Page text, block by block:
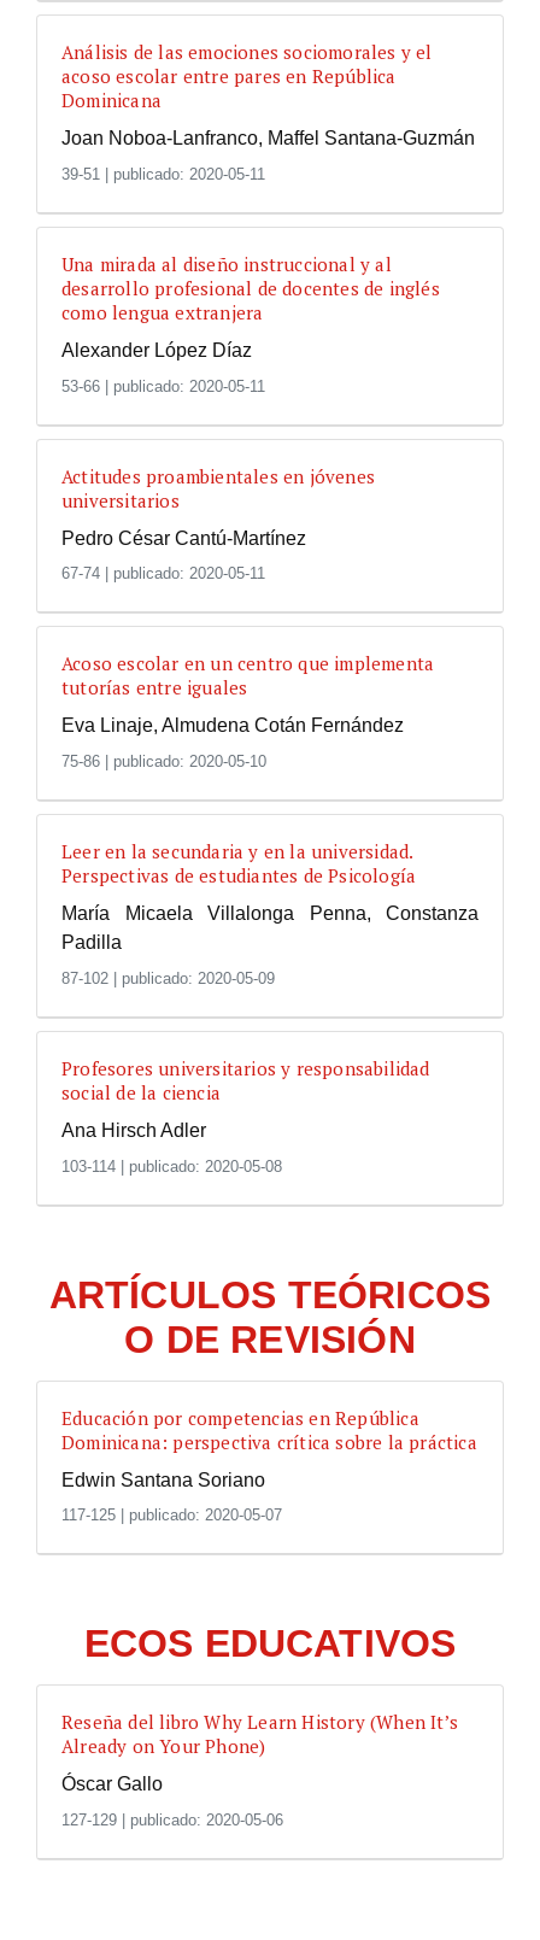
Análisis de las emociones sociomorales y el
acoso escolar entre pares en República
Dominicana
Joan Noboa-Lanfranco, Maffel Santana-Guzmán
39-51 | publicado: 2020-05-11
Una mirada al diseño instruccional y al
desarrollo profesional de docentes de inglés
como lengua extranjera
Alexander López Díaz
53-66 | publicado: 2020-05-11
Actitudes proambientales en jóvenes
universitarios
Pedro César Cantú-Martínez
67-74 publicado: 2020-05-11
Acoso escolar en un centro que implementa
tutorías entre iguales
Eva Linaje, Almudena Cotán Fernández
75-86 publicado: 2020-05-10
Leer en la secundaria y en la universidad.
Perspectivas de estudiantes de Psicología
María Micaela Villalonga Penna, Constanza
Padilla
87-102 publicado: 2020-05-09
Profesores universitarios y responsabilidad
social de la ciencia
Ana Hirsch Adler
103-114 | publicado: 2020-05-08
ARTÍCULOS TEÓRICOS
O DE REVISIÓN
Educación por competencias en República
Dominicana: perspectiva crítica sobre la práctica
Edwin Santana Soriano
117-125 publicado: 2020-05-07
ECOS EDUCATIVOS
Reseña del libro Why Learn History (When It’s
Already on Your Phone)
Óscar Gallo
127-129 publicado: 2020-05-06